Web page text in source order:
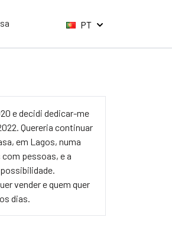
PT
e decidi dedicar-me
Quereria continuar
em Lagos, numa
pessoas, e a
vender e quem quer
dias.